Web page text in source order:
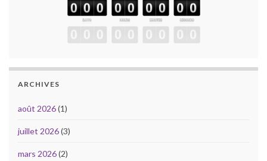
ARCHIVES
août 2026(1)
juillet 2026(3)
mars 2026(2)